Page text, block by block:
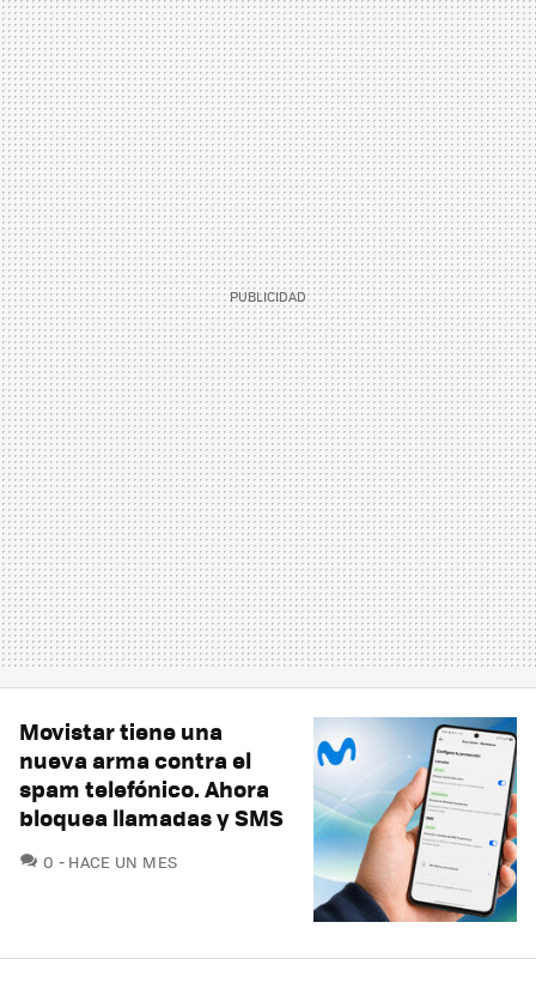
Movistar tiene una
nueva arma contra el
spam telefónico. Ahora
bloquea llamadas y SMS
0 COMENTARIOS
HACE UN MES